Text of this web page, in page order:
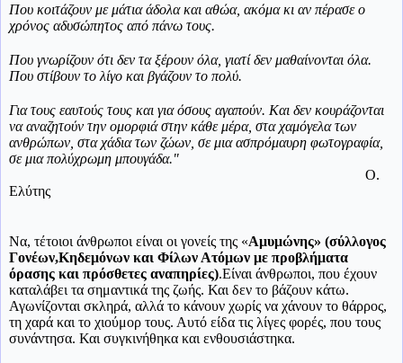
Που κοιτάζουν με μάτια άδολα και αθώα, ακόμα κι αν πέρασε ο
χρόνος αδυσώπητος από πάνω τους.
Που γνωρίζουν ότι δεν τα ξέρουν όλα, γιατί δεν μαθαίνονται όλα.
Που στίβουν το λίγο και βγάζουν το πολύ.
Για τους εαυτούς τους και για όσους αγαπούν. Και δεν κουράζονται
να αναζητούν την ομορφιά στην κάθε μέρα, στα χαμόγελα των
ανθρώπων, στα χάδια των ζώων, σε μια ασπρόμαυρη φωτογραφία,
σε μια πολύχρωμη μπουγάδα."
Ο.
Ελύτης
Να, τέτοιοι άνθρωποι είναι οι γονείς της «Αμυμώνης» (σύλλογος
Γονέων,Κηδεμόνων και Φίλων Ατόμων με προβλήματα
όρασης και πρόσθετες αναπηρίες).Είναι άνθρωποι, που έχουν
καταλάβει τα σημαντικά της ζωής. Και δεν το βάζουν κάτω.
Αγωνίζονται σκληρά, αλλά το κάνουν χωρίς να χάνουν το θάρρος,
τη χαρά και το χιούμορ τους. Αυτό είδα τις λίγες φορές, που τους
συνάντησα. Και συγκινήθηκα και ενθουσιάστηκα.